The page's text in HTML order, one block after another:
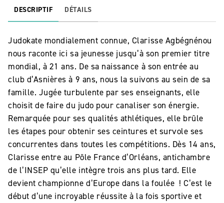
DESCRIPTIF DÉTAILS
Judokate mondialement connue, Clarisse Agbégnénou
nous raconte ici sa jeunesse jusqu’à son premier titre
mondial, à 21 ans. De sa naissance à son entrée au
club d’Asnières à 9 ans, nous la suivons au sein de sa
famille. Jugée turbulente par ses enseignants, elle
choisit de faire du judo pour canaliser son énergie.
Remarquée pour ses qualités athlétiques, elle brûle
les étapes pour obtenir ses ceintures et survole ses
concurrentes dans toutes les compétitions. Dès 14 ans,
Clarisse entre au Pôle France d’Orléans, antichambre
de l’INSEP qu’elle intègre trois ans plus tard. Elle
devient championne d’Europe dans la foulée ! C’est le
début d’une incroyable réussite à la fois sportive et